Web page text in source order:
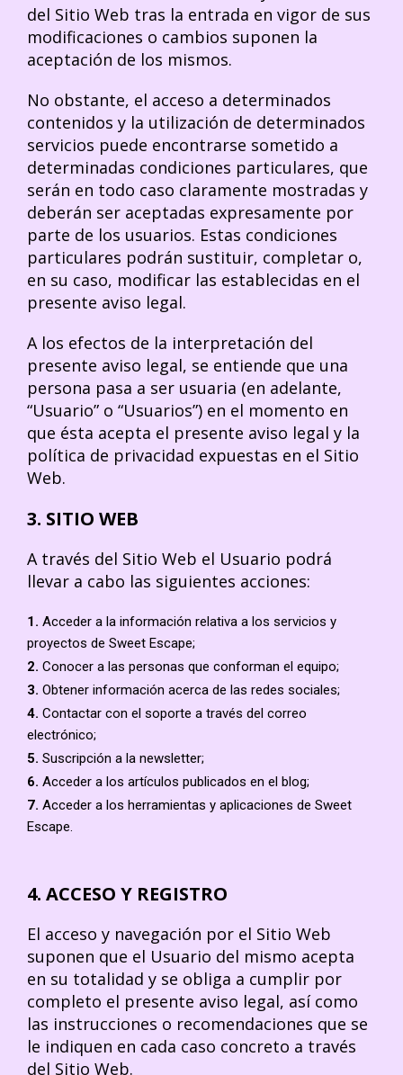
del Sitio Web tras la entrada en vigor de sus
modificaciones o cambios suponen la
aceptación de los mismos.
No obstante, el acceso a determinados
contenidos y la utilización de determinados
servicios puede encontrarse sometido a
determinadas condiciones particulares, que
serán en todo caso claramente mostradas y
deberán ser aceptadas expresamente por
parte de los usuarios. Estas condiciones
particulares podrán sustituir, completar o,
en su caso, modificar las establecidas en el
presente aviso legal.
A los efectos de la interpretación del
presente aviso legal, se entiende que una
persona pasa a ser usuaria (en adelante,
“Usuario” o “Usuarios”) en el momento en
que ésta acepta el presente aviso legal y la
política de privacidad expuestas en el Sitio
Web.
3. SITIO WEB
A través del Sitio Web el Usuario podrá
llevar a cabo las siguientes acciones:
1. Acceder a la información relativa a los servicios y
proyectos de Sweet Escape;
2. Conocer a las personas que conforman el equipo;
3. Obtener información acerca de las redes sociales;
4. Contactar con el soporte a través del correo
electrónico;
5. Suscripción a la newsletter;
6. Acceder a los artículos publicados en el blog;
7. Acceder a los herramientas y aplicaciones de Sweet
Escape.
4. ACCESO Y REGISTRO
El acceso y navegación por el Sitio Web
suponen que el Usuario del mismo acepta
en su totalidad y se obliga a cumplir por
completo el presente aviso legal, así como
las instrucciones o recomendaciones que se
le indiquen en cada caso concreto a través
del Sitio Web.